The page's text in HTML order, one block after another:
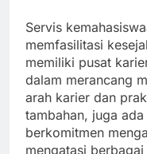
Servis
memfasilitasi
memiliki pusat
dalam merancang
arah karier dan
tambahan, juga
berkomitmen
mengatasi